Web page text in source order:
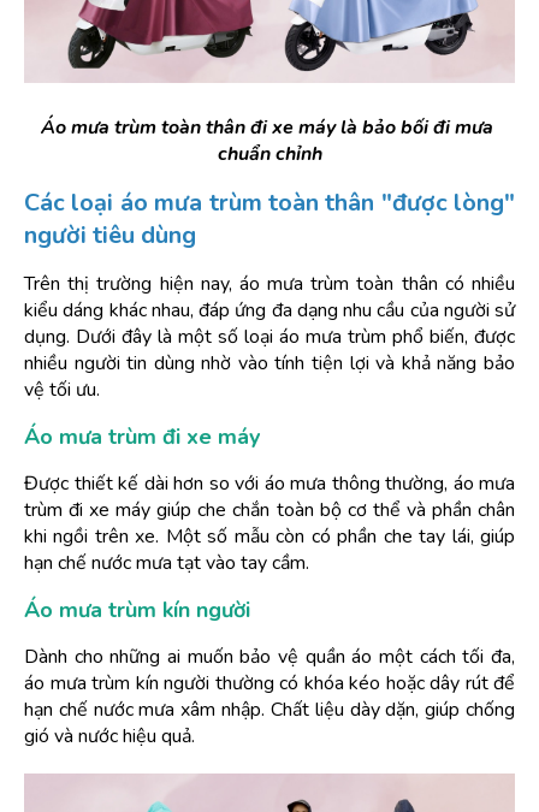
Áo mưa trùm toàn thân đi xe máy là bảo bối đi mưa
chuẩn chỉnh
Các loại áo mưa trùm toàn thân "được lòng"
người tiêu dùng
Trên thị trường hiện nay, áo mưa trùm toàn thân có nhiều
kiểu dáng khác nhau, đáp ứng đa dạng nhu cầu của người sử
dụng. Dưới đây là một số loại áo mưa trùm phổ biến, được
nhiều người tin dùng nhờ vào tính tiện lợi và khả năng bảo
vệ tối ưu.
Áo mưa trùm đi xe máy
Được thiết kế dài hơn so với áo mưa thông thường, áo mưa
trùm đi xe máy giúp che chắn toàn bộ cơ thể và phần chân
khi ngồi trên xe. Một số mẫu còn có phần che tay lái, giúp
hạn chế nước mưa tạt vào tay cầm.
Áo mưa trùm kín người
Dành cho những ai muốn bảo vệ quần áo một cách tối đa,
áo mưa trùm kín người thường có khóa kéo hoặc dây rút để
hạn chế nước mưa xâm nhập. Chất liệu dày dặn, giúp chống
gió và nước hiệu quả.